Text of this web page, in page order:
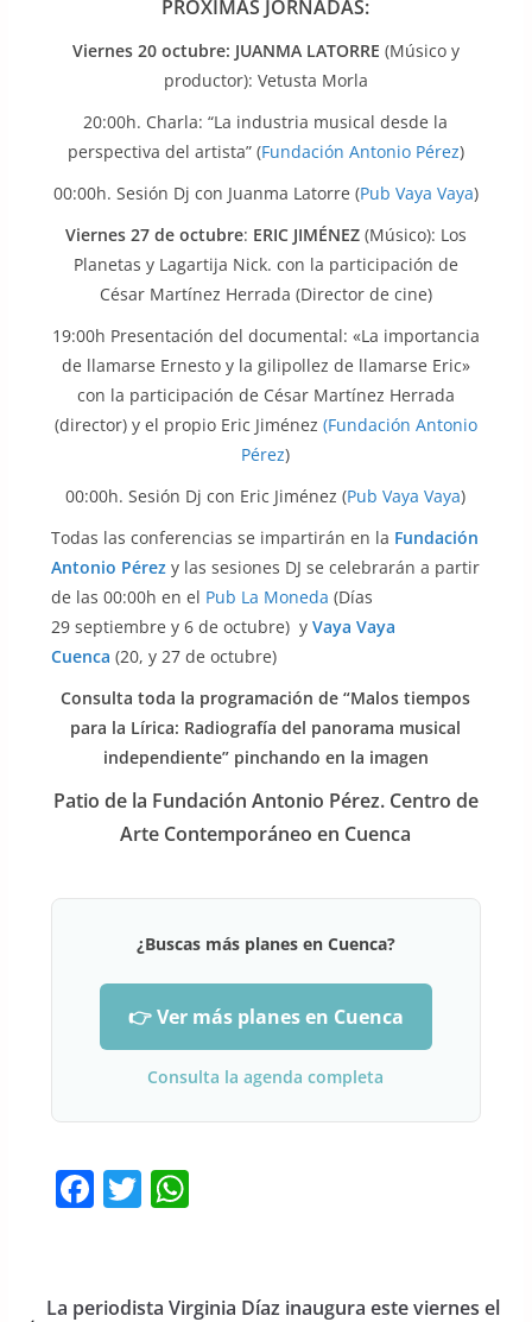
PRÓXIMAS JORNADAS:
Viernes 20 octubre: JUANMA LATORRE (Músico y
productor): Vetusta Morla
20:00h. Charla: “La industria musical desde la
perspectiva del artista” (Fundación Antonio Pérez)
00:00h. Sesión Dj con Juanma Latorre (Pub Vaya Vaya)
Viernes 27 de octubre: ERIC JIMÉNEZ(Músico): Los
Planetas y Lagartija Nick. con la participación de
César Martínez Herrada (Director de cine)
19:00h Presentación del documental: «La importancia
de llamarse Ernesto y la gilipollez de llamarse Eric»
con la participación de César Martínez Herrada
(director) y el propio Eric Jiménez (Fundación Antonio
Pérez)
00:00h. Sesión Dj con Eric Jiménez (Pub Vaya Vaya)
Todas las conferencias se impartirán en la Fundación
Antonio Pérezy las sesiones DJ se celebrarán a partir
de las 00:00h en el Pub La Moneda (Días
29 septiembre y 6 de octubre) y Vaya Vaya
Cuenca (20, y 27 de octubre)
Consulta toda la programación de “Malos tiempos
para la Lírica: Radiografía del panorama musical
independiente” pinchando en la imagen
Patio de la Fundación Antonio Pérez. Centro de
Arte Contemporáneo en Cuenca
¿Buscas más planes en Cuenca?
👉 Ver más planes en Cuenca
Consulta la agenda completa
F
e
T
er
W
s
La periodista Virginia Díaz inaugura este viernes el